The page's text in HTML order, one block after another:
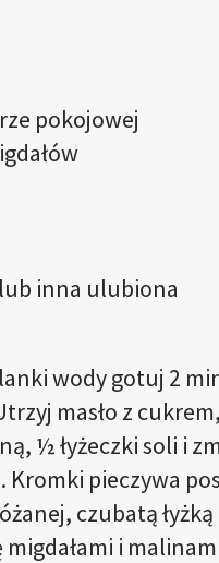
pokojowej
inna ulubiona
wody gotuj 2
masło z
½ łyżeczki soli i
Kromki pieczywa
czubatą
i